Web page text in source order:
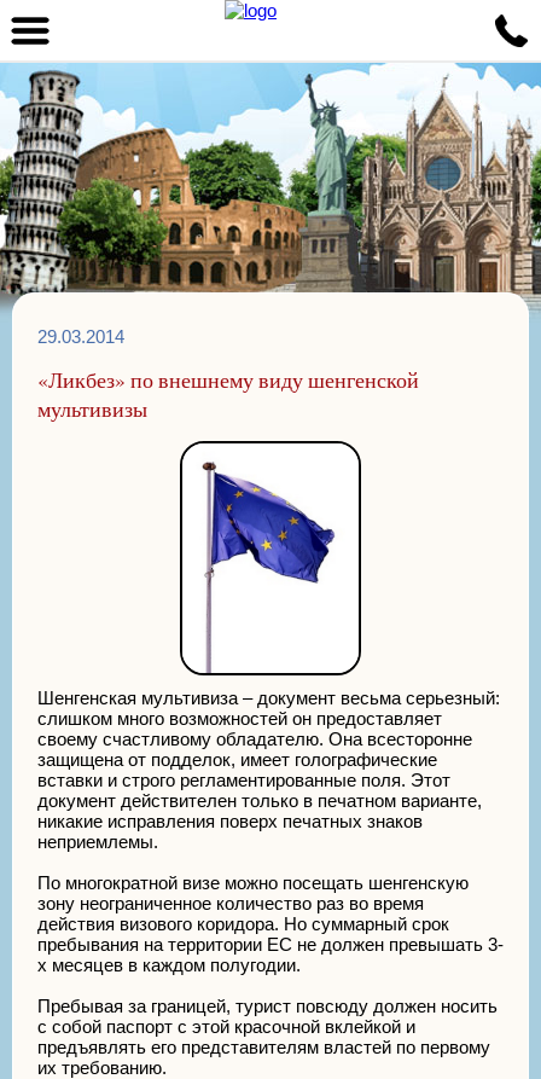
29.03.2014
«Ликбез» по внешнему виду шенгенской
мультивизы
Шенгенская мультивиза – документ весьма серьезный:
слишком много возможностей он предоставляет
своему счастливому обладателю. Она всесторонне
защищена от подделок, имеет голографические
вставки и строго регламентированные поля. Этот
документ действителен только в печатном варианте,
никакие исправления поверх печатных знаков
неприемлемы.
По многократной визе можно посещать шенгенскую
зону неограниченное количество раз во время
действия визового коридора. Но суммарный срок
пребывания на территории ЕС не должен превышать 3-
х месяцев в каждом полугодии.
Пребывая за границей, турист повсюду должен носить
с собой паспорт с этой красочной вклейкой и
предъявлять его представителям властей по первому
их требованию.